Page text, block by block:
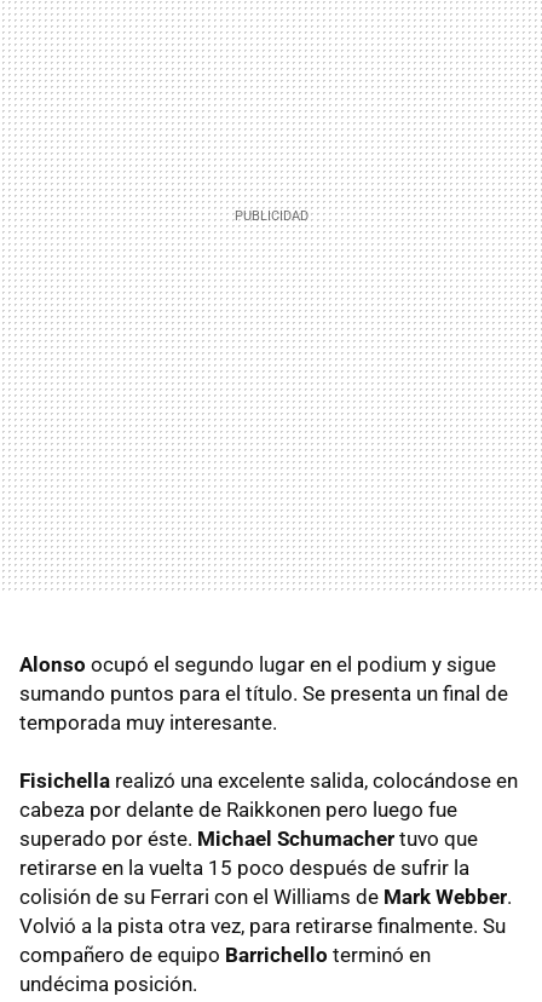
Alonso ocupó el segundo lugar en el podium y sigue
sumando puntos para el título. Se presenta un final de
temporada muy interesante.
Fisichella realizó una excelente salida, colocándose en
cabeza por delante de Raikkonen pero luego fue
superado por éste. Michael Schumacher tuvo que
retirarse en la vuelta 15 poco después de sufrir la
colisión de su Ferrari con el Williams de Mark Webber.
Volvió a la pista otra vez, para retirarse finalmente. Su
compañero de equipo Barrichello terminó en
undécima posición.